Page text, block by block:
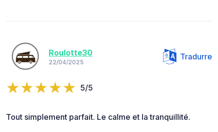
Roulotte30
22/04/2025
Tradurre
5/5
Tout simplement parfait. Le calme et la tranquillité.